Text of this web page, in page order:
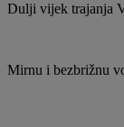
Dulji vijek trajanja
Mirnu i bezbrižnu